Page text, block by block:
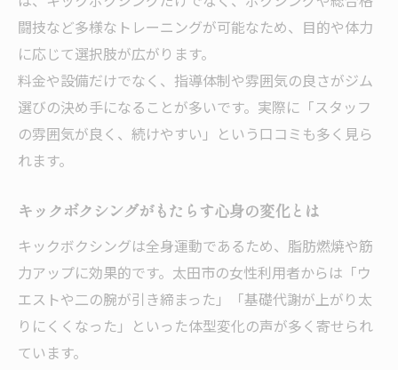
闘技など多様なトレーニングが可能なため、目的や体力
に応じて選択肢が広がります。
料金や設備だけでなく、指導体制や雰囲気の良さがジム
選びの決め手になることが多いです。実際に「スタッフ
の雰囲気が良く、続けやすい」という口コミも多く見ら
れます。
キックボクシングがもたらす心身の変化とは
キックボクシングは全身運動であるため、脂肪燃焼や筋
力アップに効果的です。太田市の女性利用者からは「ウ
エストや二の腕が引き締まった」「基礎代謝が上がり太
りにくくなった」といった体型変化の声が多く寄せられ
ています。